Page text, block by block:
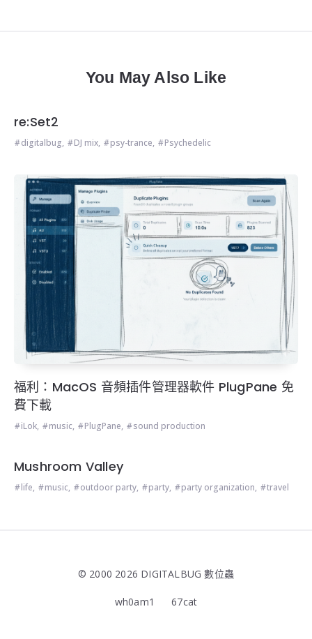
You May Also Like
re:Set2
digitalbug, DJ mix, psy-trance, Psychedelic
福利：MacOS 音頻插件管理器軟件 PlugPane 免
費下載
iLok, music, PlugPane, sound production
Mushroom Valley
life, music, outdoor party, party, party organization, travel
© 2000 2026 DIGITALBUG 數位蟲
wh0am1 67cat